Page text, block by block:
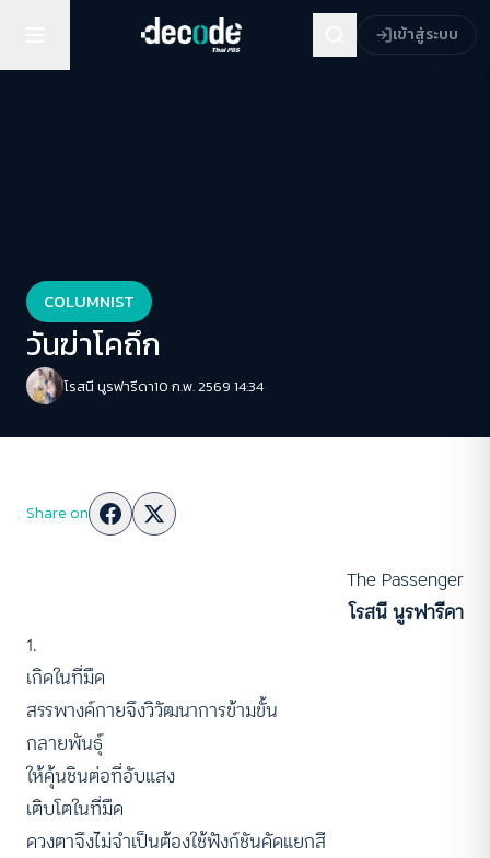
เข้าสู่ระบบ
COLUMNIST
วันฆ่าโคถึก
โรสนี นูรฟารีดา10 ก.พ. 2569 14:34
Share on
The Passenger
โรสนี นูรฟารีดา
1.
เกิดในที่มืด
สรรพางค์กายจึงวิวัฒนาการข้ามขั้น
กลายพันธุ์
ให้คุ้นชินต่อที่อับแสง
เติบโตในที่มืด
ดวงตาจึงไม่จำเป็นต้องใช้ฟังก์ชันคัดแยกสี